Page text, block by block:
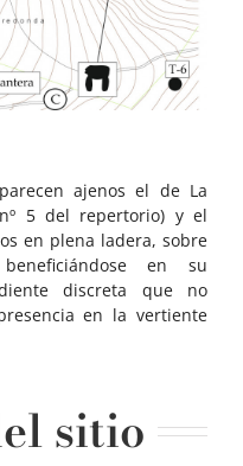
ajenos el de La
5 del repertorio) y el
en plena ladera, sobre
en su
discreta que no
en la vertiente
sitio